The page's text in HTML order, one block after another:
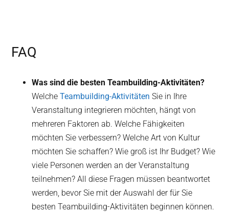
FAQ
Was sind die besten Teambuilding-Aktivitäten?
WelcheTeambuilding-Aktivitäten Sie in Ihre
Veranstaltung integrieren möchten, hängt von
mehreren Faktoren ab. Welche Fähigkeiten
möchten Sie verbessern? Welche Art von Kultur
möchten Sie schaffen? Wie groß ist Ihr Budget? Wie
viele Personen werden an der Veranstaltung
teilnehmen? All diese Fragen müssen beantwortet
werden, bevor Sie mit der Auswahl der für Sie
besten Teambuilding-Aktivitäten beginnen können.